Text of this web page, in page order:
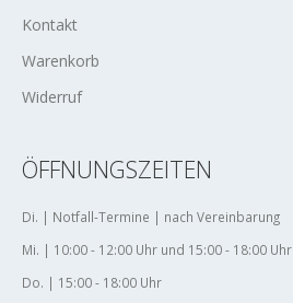
Kontakt
Warenkorb
Widerruf
ÖFFNUNGSZEITEN
Di. | Notfall-Termine | nach Vereinbarung
Mi. | 10:00 - 12:00 Uhr und 15:00 - 18:00 Uhr
Do. | 15:00 - 18:00 Uhr